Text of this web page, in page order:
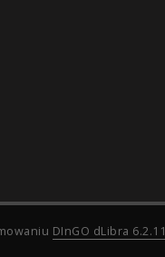
DInGO dLibra 6.2.11